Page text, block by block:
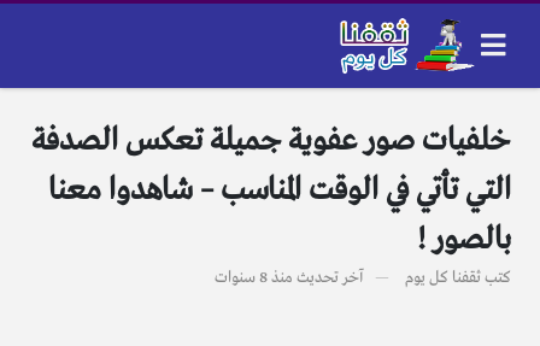
خلفيات صور عفوية جميلة تعكس الصدفة
التي تأتي في الوقت المناسب – شاهدوا معنا
بالصور !
كتبثقفنا كل يوم آخر تحديث منذ 8 سنوات